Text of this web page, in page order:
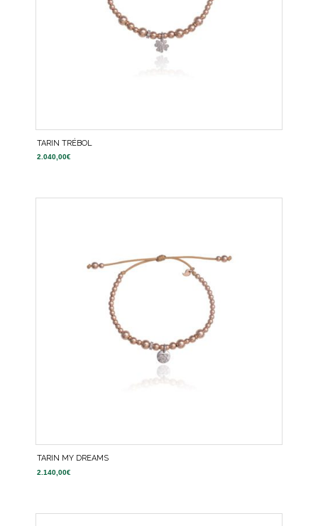
TARIN TRÉBOL
2.040,00€
TARIN MY DREAMS
2.140,00€